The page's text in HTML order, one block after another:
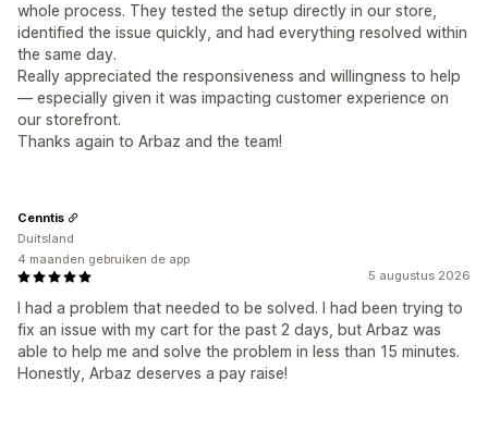
whole process. They tested the setup directly in our store,
identified the issue quickly, and had everything resolved within
the same day.
Really appreciated the responsiveness and willingness to help
— especially given it was impacting customer experience on
our storefront.
Thanks again to Arbaz and the team!
5 augustus 2026
I had a problem that needed to be solved. I had been trying to
fix an issue with my cart for the past 2 days, but Arbaz was
able to help me and solve the problem in less than 15 minutes.
Honestly, Arbaz deserves a pay raise!
Cenntis
Duitsland
4 maanden gebruiken de app